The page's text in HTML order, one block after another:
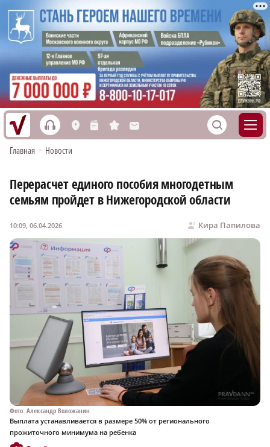
h L n s M S
Главная • Новости
Перерасчет единого пособия многодетным
семьям пройдет в Нижегородской области
Кира Папилова
10:09, 06.04.2026
Фото: Александр Воложанин
Выплата устанавливается в размере 50% от регионального
прожиточного минимума на ребенка